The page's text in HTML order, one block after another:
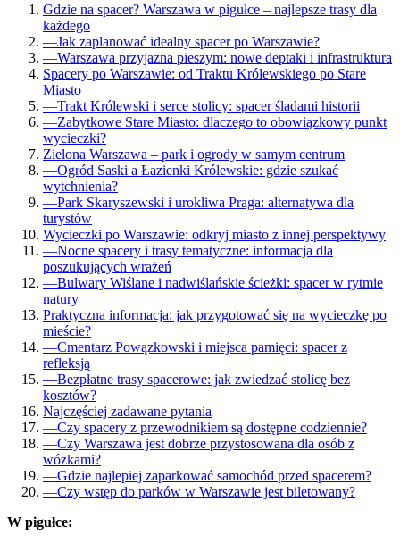
Gdzie na spacer? Warszawa w pigułce – najlepsze trasy dla
każdego
—Jak zaplanować idealny spacer po Warszawie?
—Warszawa przyjazna pieszym: nowe deptaki i infrastruktura
Spacery po Warszawie: od Traktu Królewskiego po Stare
Miasto
—Trakt Królewski i serce stolicy: spacer śladami historii
—Zabytkowe Stare Miasto: dlaczego to obowiązkowy punkt
wycieczki?
Zielona Warszawa – park i ogrody w samym centrum
—Ogród Saski a Łazienki Królewskie: gdzie szukać
wytchnienia?
—Park Skaryszewski i urokliwa Praga: alternatywa dla
turystów
Wycieczki po Warszawie: odkryj miasto z innej perspektywy
—Nocne spacery i trasy tematyczne: informacja dla
poszukujących wrażeń
—Bulwary Wiślane i nadwiślańskie ścieżki: spacer w rytmie
natury
Praktyczna informacja: jak przygotować się na wycieczkę po
mieście?
—Cmentarz Powązkowski i miejsca pamięci: spacer z
refleksją
—Bezpłatne trasy spacerowe: jak zwiedzać stolicę bez
kosztów?
Najczęściej zadawane pytania
—Czy spacery z przewodnikiem są dostępne codziennie?
—Czy Warszawa jest dobrze przystosowana dla osób z
wózkami?
—Gdzie najlepiej zaparkować samochód przed spacerem?
—Czy wstęp do parków w Warszawie jest biletowany?
W pigułce: